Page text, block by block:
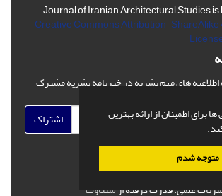
برای اطمینان از ارائه بهترین
متوجه شدم
Journal of Iranian Architectural Studies
Creative Commons Attribution-
اطلاعیه های مهم نشریه در خبرنامه نشریه مشترک
اشتراک
علمی.قدرت گرفته ازسیناوب